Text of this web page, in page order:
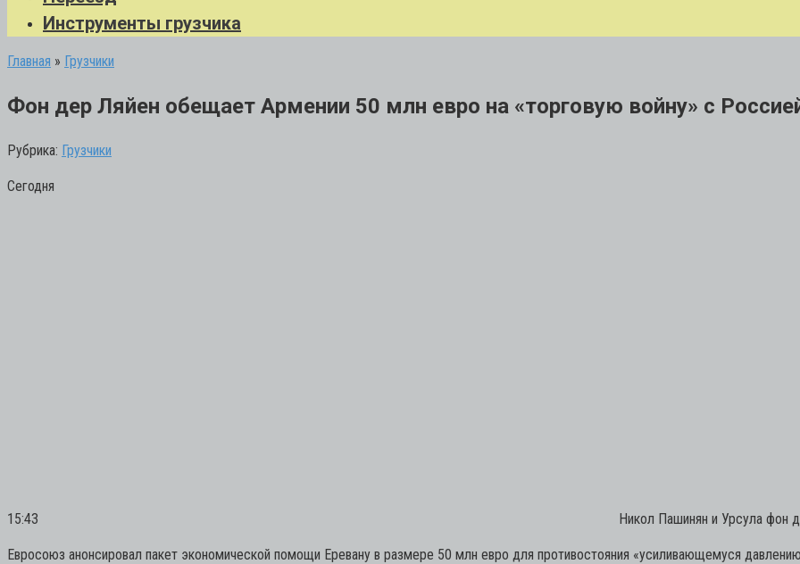
Инструменты грузчика
Главная » Грузчики
Фон дер Ляйен обещает Армении 50 млн евро на «торговую войну» с
Рубрика: Грузчики
Сегодня
15:43 Никол Пашинян и Урсула фон
Евросоюз анонсировал пакет экономической помощи Еревану в размере 50 млн евро для противостояния «усиливающемуся